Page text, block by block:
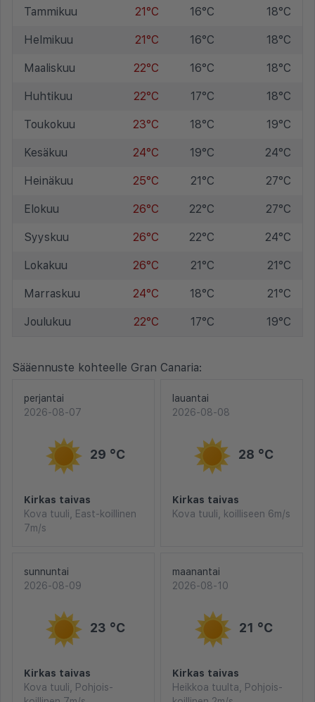
Tammikuu 21°C 16°C 18°C
Helmikuu 21°C 16°C 18°C
Maaliskuu 22°C 16°C 18°C
Huhtikuu 22°C 17°C 18°C
Toukokuu 23°C 18°C 19°C
Kesäkuu 24°C 19°C 24°C
Heinäkuu 25°C 21°C 27°C
Elokuu 26°C 22°C 27°C
Syyskuu 26°C 22°C 24°C
Lokakuu 26°C 21°C 21°C
Marraskuu 24°C 18°C 21°C
Joulukuu 22°C 17°C 19°C
Sääennuste kohteelle Gran Canaria:
perjantai
2026-08-07
29 °C
Kirkas taivas
Kova tuuli, East-koillinen
7m/s
lauantai
2026-08-08
28 °C
Kirkas taivas
Kova tuuli, koilliseen 6m/s
sunnuntai
2026-08-09
23 °C
Kirkas taivas
Kova tuuli, Pohjois-
maanantai
2026-08-10
21 °C
Kirkas taivas
Heikkoa tuulta, Pohjois-